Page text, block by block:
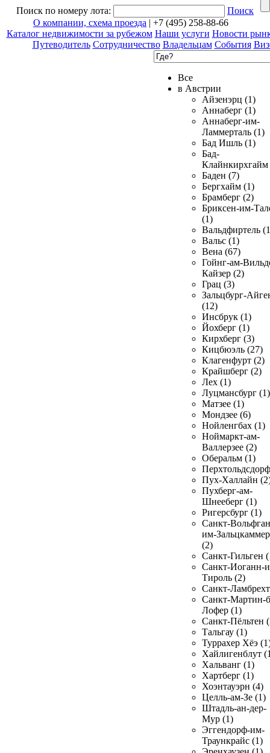
Поиск по номеру лота:
Поиск
О компании, схема проезда | +7 (495) 258-88-66
Каталог недвижимости за рубежом Наши услуги Новости
Путеводитель Сотрудничество Владельцам События
Все
в Австрии
Айзенэрц (1)
Аннаберг (1)
Аннаберг-им-
Ламмерталь (1)
Бад Ишль (1)
Бад-
Клайнкирхгайм
Баден (7)
Бергхайм (1)
Брамберг (2)
Бриксен-им-
(1)
Вальдфиртель
Вальс (1)
Вена (67)
Гойнг-ам-
Кайзер (2)
Грац (3)
Зальцбург-
(12)
Инсбрук (1)
Йохберг (1)
Кирхберг (3)
Кицбюэль (27)
Клагенфурт (2)
Крайшберг (2)
Лех (1)
Луцмансбург (1)
Матзее (1)
Мондзее (6)
Нойленгбах (1)
Ноймаркт-ам-
Валлерзее (2)
Оберальм (1)
Пух-Халлайн
Пухберг-ам-
Шнееберг (1)
Ригерсбург (1)
Санкт-
им-
(2)
Санкт-Гильген
Санкт-Иоганн-
Тироль (2)
Санкт-
Санкт-Мартин-
Лофер (1)
Санкт-Пёльтен
Тальгау (1)
Туррахер Хёэ
Хайлигенблут
Хальванг (1)
Хартберг (1)
Хоэнтауэрн (4)
Целль-ам-Зе (1)
Штадль-ан-дер-
Мур (1)
Эггендорф-им-
Траункрайс (1)